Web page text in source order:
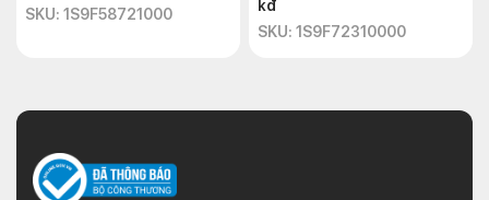
SKU: 1S9F58721000
kđ
SKU: 1S9F72310000